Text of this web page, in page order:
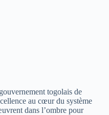
togolais de
au cœur du système
dans l’ombre pour